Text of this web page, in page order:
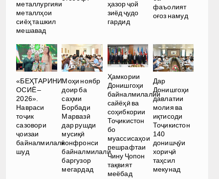
металлургияи
металлҳои
сиёҳ ташкил
мешавад
ҳазор ҷой
зиёд ҷудо
гардид
фаъолият
оғоз намуд
«БЕҲТАРИНИ
ОСИЁ –
2026».
Навраси
тоҷик
сазовори
ҷоизаи
байналмилалӣ
шуд
Моҳи ноябр
доир ба
саҳми
Борбади
Марвазӣ
дар рушди
мусиқӣ
конфронси
байналмилалӣ
баргузор
мегардад
Ҳамкории
Донишгоҳи
байналмилалии
сайёҳӣ ва
соҳибкории
Тоҷикистон
бо
муассисаҳои
пешрафтаи
Чину Ҷопон
тақвият
меёбад
Дар
Донишгоҳи
давлатии
молия ва
иқтисоди
Тоҷикистон
140
донишҷӯи
хориҷӣ
таҳсил
мекунад